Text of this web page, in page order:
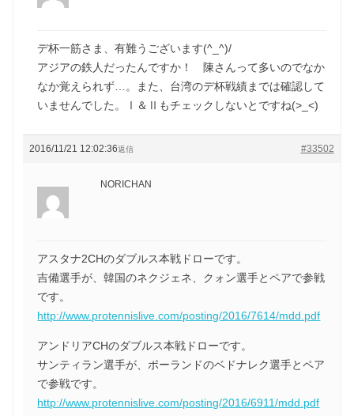
デ杯一筋さま、有難うございます(^_^)/
アジアの鉄人だったんですか！ 陳さんって多いのでなか
なか覚えられず…。また、台湾のデ杯戦績までは確認して
いませんでした。Ⅰ＆Ⅱもチェックしないとですね(>_<)
2016/11/21 12:02:36 #33502
返信
NORICHAN
アスタナ2CHのダブルス本戦ドローです。
吉備選手が、韓国のネクジェネ、クォン選手とペアで参戦
です。
http://www.protennislive.com/posting/2016/7614/mdd.pdf
アンドリアCHのダブルス本戦ドローです。
サンティラン選手が、ポーランドのベドナレク選手とペア
で参戦です。
http://www.protennislive.com/posting/2016/6911/mdd.pdf